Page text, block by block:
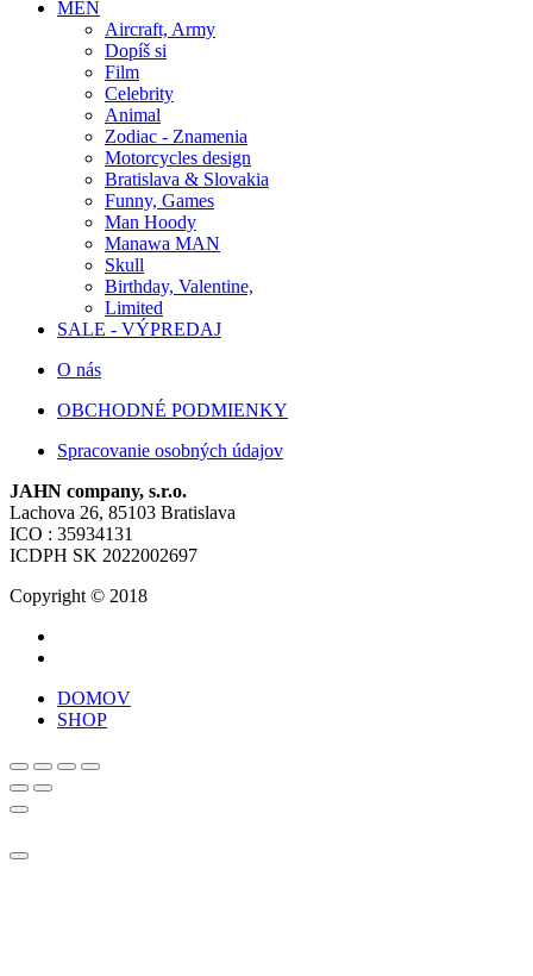
MEN
Aircraft, Army
Dopíš si
Film
Celebrity
Animal
Zodiac - Znamenia
Motorcycles design
Bratislava & Slovakia
Funny, Games
Man Hoody
Manawa MAN
Skull
Birthday, Valentine,
Limited
SALE - VÝPREDAJ
O nás
OBCHODNÉ PODMIENKY
Spracovanie osobných údajov
JAHN company, s.r.o.
Lachova 26, 85103 Bratislava
ICO : 35934131
ICDPH SK 2022002697
Copyright © 2018
DOMOV
SHOP